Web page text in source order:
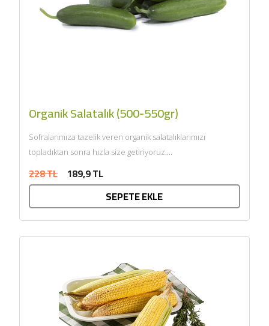
Organik Salatalık (500-550gr)
Sofralarımıza tazelik veren organik salatalıklarımızı
topladıktan sonra hızla size getiriyoruz....
228 TL 189,9 TL
SEPETE EKLE